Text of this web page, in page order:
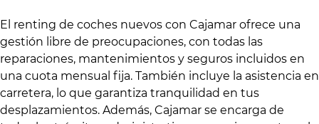
El renting de coches nuevos con Cajamar ofrece una
gestión libre de preocupaciones, con todas las
reparaciones, mantenimientos y seguros incluidos en
una cuota mensual fija. También incluye la asistencia en
carretera, lo que garantiza tranquilidad en tus
desplazamientos. Además, Cajamar se encarga de